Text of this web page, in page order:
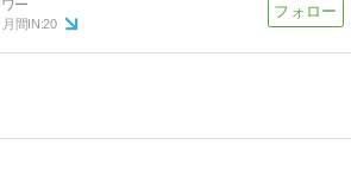
月間IN:20